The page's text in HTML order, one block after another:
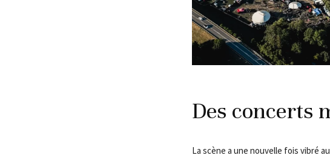
Des concerts
La scène a une nouvelle fois vibré